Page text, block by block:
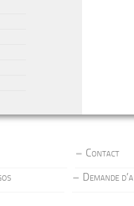
Contact
Demande